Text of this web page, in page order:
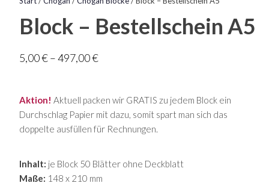
Block – Bestellschein A5
5,00€–497,00€Preisspanne:
497,00 €
Aktion! Aktuell packen wir GRATIS zu jedem Block ein
Durchschlag Papier mit dazu, somit spart man sich das
doppelte ausfüllen für Rechnungen.
Inhalt: je Block 50 Blätter ohne Deckblatt
Maße: 148 x 210 mm